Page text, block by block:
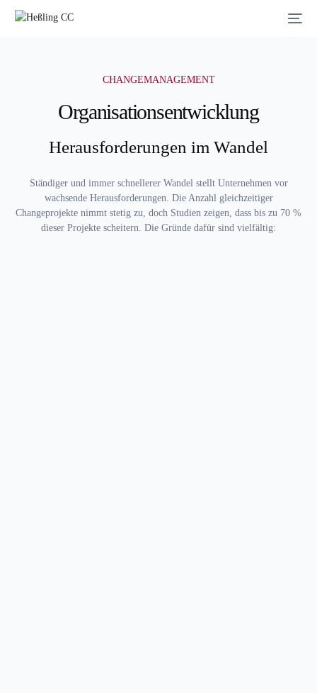
CHANGEMANAGEMENT
Organisationsentwicklung
Herausforderungen im Wandel
Ständiger und immer schnellerer Wandel stellt Unternehmen vor
wachsende Herausforderungen. Die Anzahl gleichzeitiger
Changeprojekte nimmt stetig zu, doch Studien zeigen, dass bis zu 70 %
dieser Projekte scheitern. Die Gründe dafür sind vielfältig: